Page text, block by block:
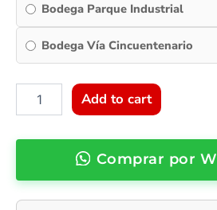
Bodega Parque Industrial
Bodega Vía Cincuentenario
Add to cart
Comprar por